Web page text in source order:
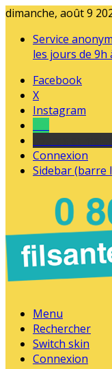
dimanche, août 9
Service
les jours de 9h
Facebook
X
Instagram
Connexion
Sidebar (barre
Menu
Rechercher
Switch skin
Connexion